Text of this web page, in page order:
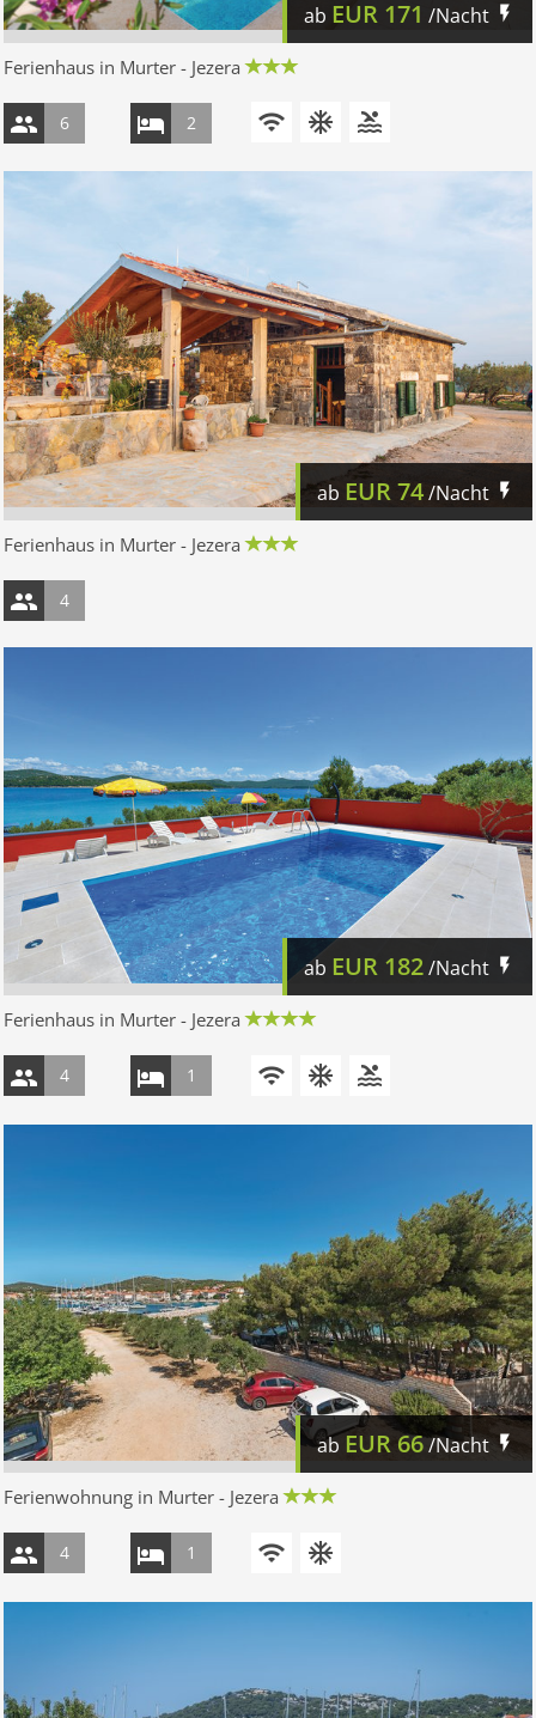
ab EUR 171 /Nacht
Ferienhaus in Murter - Jezera
6 2
ab EUR74/Nacht
Ferienhaus in Murter - Jezera
4
ab EUR 182/Nacht
Ferienhaus in Murter - Jezera
4 1
ab EUR 66/Nacht
Ferienwohnung in Murter - Jezera
4 1